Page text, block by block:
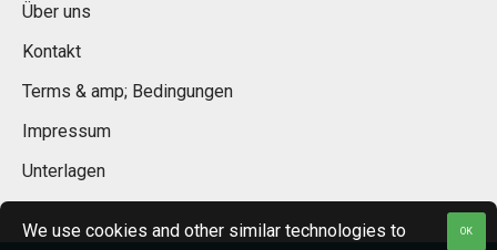
Über uns
Kontakt
Terms & amp; Bedingungen
Impressum
Unterlagen
OK
We use cookies and other similar technologies to